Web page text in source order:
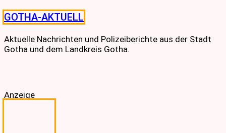
Skip
to
content
GOTHA-AKTUELL
Aktuelle Nachrichten und Polizeiberichte aus der Stadt
Gotha und dem Landkreis Gotha.
Anzeige